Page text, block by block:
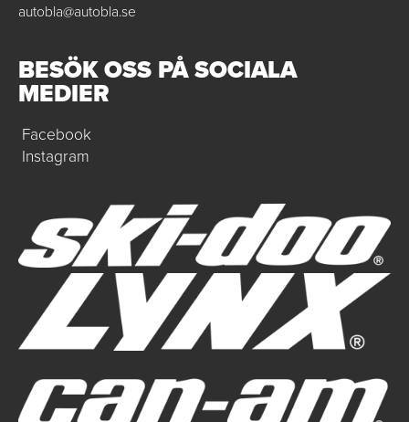
autobla@autobla.se
BESÖK OSS PÅ SOCIALA
MEDIER
Facebook
Instagram